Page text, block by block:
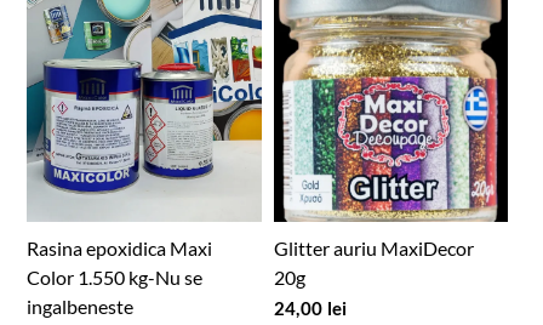
Rasina epoxidica Maxi
Color 1.550 kg-Nu se
ingalbeneste
Glitter auriu MaxiDecor
20g
24,00 lei